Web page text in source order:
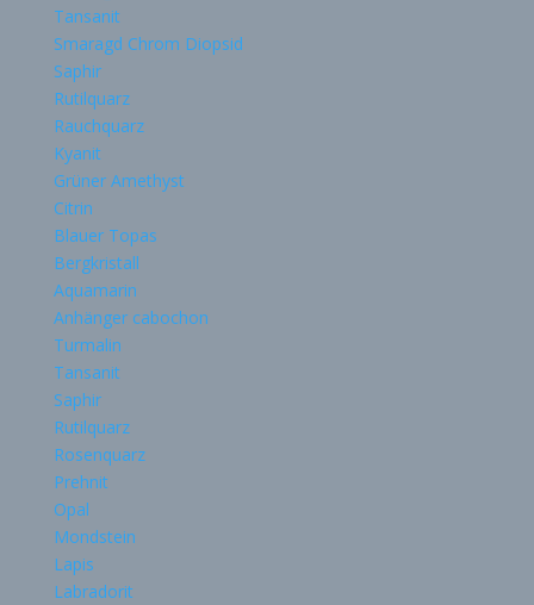
Tansanit
Smaragd Chrom Diopsid
Saphir
Rutilquarz
Rauchquarz
Kyanit
Grüner Amethyst
Citrin
Blauer Topas
Bergkristall
Aquamarin
Anhänger cabochon
Turmalin
Tansanit
Saphir
Rutilquarz
Rosenquarz
Prehnit
Opal
Mondstein
Lapis
Labradorit